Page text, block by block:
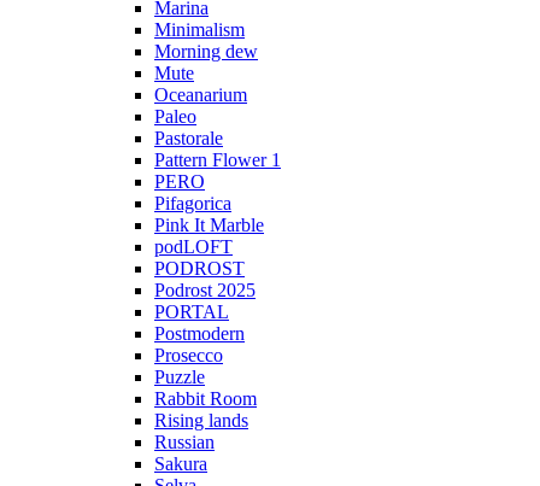
Marina
Minimalism
Morning dew
Mute
Oceanarium
Paleo
Pastorale
Pattern Flower 1
PERO
Pifagorica
Pink It Marble
podLOFT
PODROST
Podrost 2025
PORTAL
Postmodern
Prosecco
Puzzle
Rabbit Room
Rising lands
Russian
Sakura